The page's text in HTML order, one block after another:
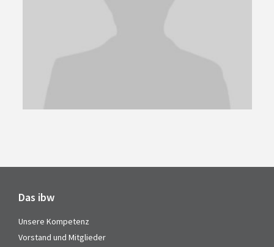
Das ibw
Unsere Kompetenz
Vorstand und Mitglieder